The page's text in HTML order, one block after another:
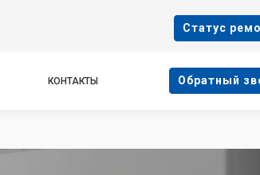
Cтатус
КОНТАКТЫ Oбратный